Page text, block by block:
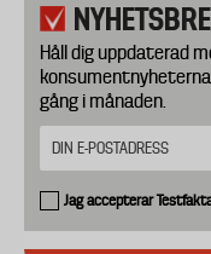
Håll dig uppdaterad
gång i månaden.
Jag accepterar